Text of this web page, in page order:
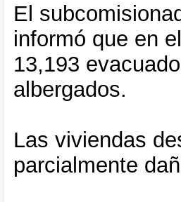
El
informó que en
13,193
albergados.
Las viviendas
parcialmente